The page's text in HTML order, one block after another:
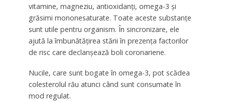
vitamine, magneziu, antioxidanți, omega-3 și
grăsimi mononesaturate. Toate aceste substanțe
sunt utile pentru organism. În sincronizare, ele
ajută la îmbunătățirea stării în prezența factorilor
de risc care declanșează boli coronariene.
Nucile, care sunt bogate în omega-3, pot scădea
colesterolul rău atunci când sunt consumate în
mod regulat.